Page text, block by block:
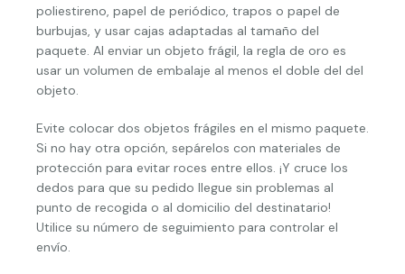
poliestireno, papel de periódico, trapos o papel de
burbujas, y usar cajas adaptadas al tamaño del
paquete. Al enviar un objeto frágil, la regla de oro es
usar un volumen de embalaje al menos el doble del del
objeto.
Evite colocar dos objetos frágiles en el mismo paquete.
Si no hay otra opción, sepárelos con materiales de
protección para evitar roces entre ellos. ¡Y cruce los
dedos para que su pedido llegue sin problemas al
punto de recogida o al domicilio del destinatario!
Utilice su número de seguimiento para controlar el
envío.